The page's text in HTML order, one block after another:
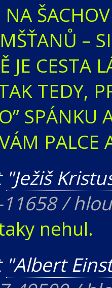
NA
–
JE CESTA
TEDY,
SPÁNKU
PALCE
"Ježiš
/
nehul.
"Albert